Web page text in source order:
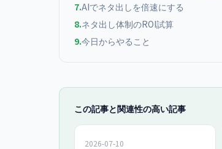
7.AIでネタ出しを倍速にする
8.ネタ出し体制のROI試算
9.今日からやること
この記事と関連性の高い記事
2026-07-10